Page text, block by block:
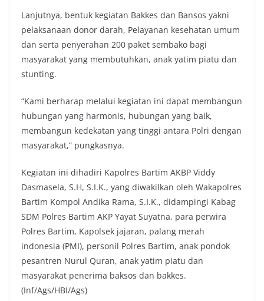
Lanjutnya, bentuk kegiatan Bakkes dan Bansos yakni
pelaksanaan donor darah, Pelayanan kesehatan umum
dan serta penyerahan 200 paket sembako bagi
masyarakat yang membutuhkan, anak yatim piatu dan
stunting.
“Kami berharap melalui kegiatan ini dapat membangun
hubungan yang harmonis, hubungan yang baik,
membangun kedekatan yang tinggi antara Polri dengan
masyarakat,” pungkasnya.
Kegiatan ini dihadiri Kapolres Bartim AKBP Viddy
Dasmasela, S.H, S.I.K., yang diwakilkan oleh Wakapolres
Bartim Kompol Andika Rama, S.I.K., didampingi Kabag
SDM Polres Bartim AKP Yayat Suyatna, para perwira
Polres Bartim, Kapolsek jajaran, palang merah
indonesia (PMI), personil Polres Bartim, anak pondok
pesantren Nurul Quran, anak yatim piatu dan
masyarakat penerima baksos dan bakkes.
(Inf/Ags/HBI/Ags)